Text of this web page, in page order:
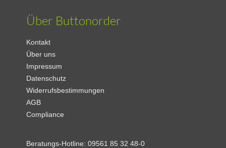
Über Buttonorder
Kontakt
Über uns
Impressum
Datenschutz
Widerrufsbestimmungen
AGB
Compliance
Beratungs-Hotline:09561 85 32 48-0